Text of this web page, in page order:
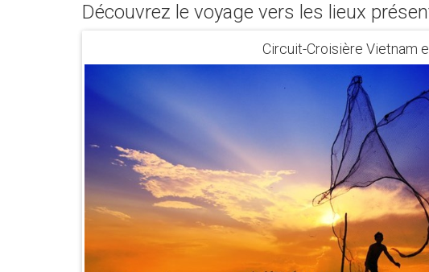
Découvrez le voyage vers les lieux
Circuit-Croisière Vietnam